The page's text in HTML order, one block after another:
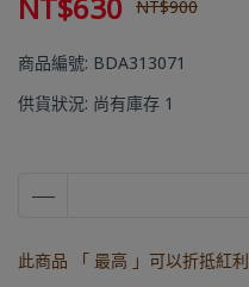
商品編號: BDA313071
供貨狀況: 尚有庫存 1
此商品 「 最高 」可以折抵紅利